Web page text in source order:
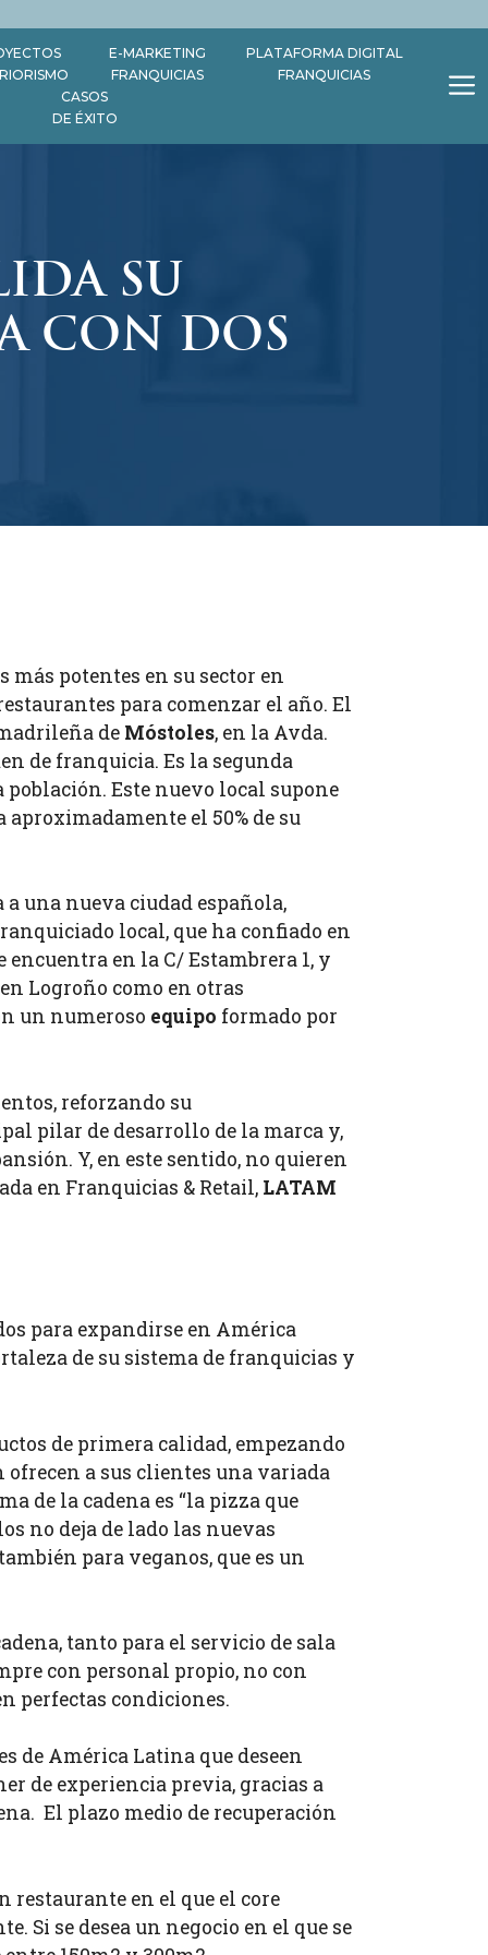
E-MARKETING
FRANQUICIAS
PLATAFORMA DIGITAL
FRANQUICIAS
CASOS
DE ÉXITO
SU
CON DOS
más potentes en su sector en
para comenzar el año. El
de Móstoles, en la Avda.
de franquicia. Es la segunda
Este nuevo local supone
el 50% de su
una nueva ciudad española,
local, que ha confiado en
en la C/ Estambrera 1, y
Logroño como en otras
un numeroso equipo formado por
reforzando su
pilar de desarrollo de la marca y,
Y, en este sentido, no quieren
en Franquicias & Retail, LATAM
para expandirse en América
de su sistema de franquicias y
de primera calidad, empezando
ofrecen a sus clientes una variada
de la cadena es “la pizza que
no deja de lado las nuevas
para veganos, que es un
tanto para el servicio de sala
con personal propio, no con
perfectas condiciones.
de América Latina que deseen
de experiencia previa, gracias a
El plazo medio de recuperación
restaurante en el que el core
Si se desea un negocio en el que se